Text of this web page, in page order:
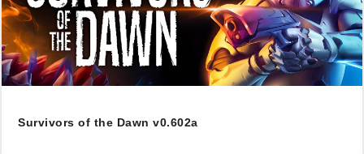
Survivors of the Dawn v0.602a